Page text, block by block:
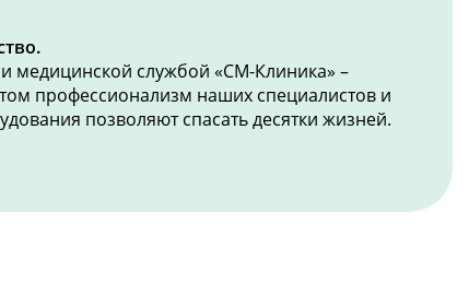
медицинской службой «СМ-Клиника» –
профессионализм наших специалистов и
позволяют спасать десятки жизней.